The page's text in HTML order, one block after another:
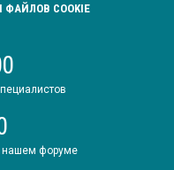
COOKIE
нашем форуме